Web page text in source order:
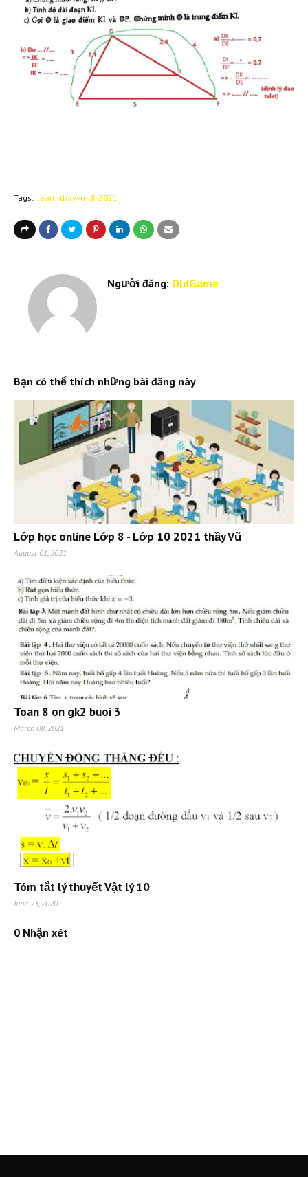
Tags: learn-thayvu-l8-2021
Người đăng: OldGame
Bạn có thể thích những bài đăng này
Lớp học online Lớp 8 - Lớp 10 2021 thầy Vũ
August 01, 2021
Toan 8 on gk2 buoi 3
March 08, 2021
Tóm tắt lý thuyết Vật lý 10
June 23, 2020
0 Nhận xét